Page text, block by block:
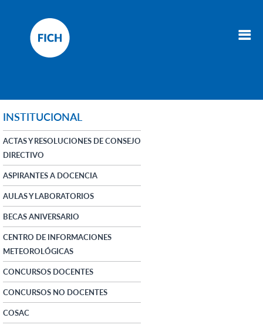
INSTITUCIONAL
ACTAS Y RESOLUCIONES DE CONSEJO
DIRECTIVO
ASPIRANTES A DOCENCIA
AULAS Y LABORATORIOS
BECAS ANIVERSARIO
CENTRO DE INFORMACIONES
METEOROLÓGICAS
CONCURSOS DOCENTES
CONCURSOS NO DOCENTES
COSAC